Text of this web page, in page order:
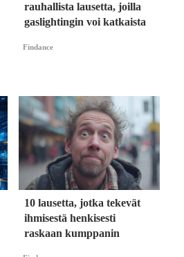
rauhallista lausetta, joilla
gaslightingin voi katkaista
Findance
10 lausetta, jotka tekevät
ihmisestä henkisesti
raskaan kumppanin